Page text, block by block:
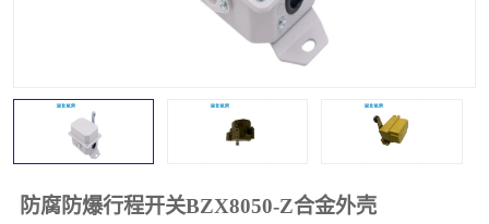
防腐防爆行程开关BZX8050-Z合金外壳
打滑开关
溜槽堵塞检测开关
限位开关 速度检测器